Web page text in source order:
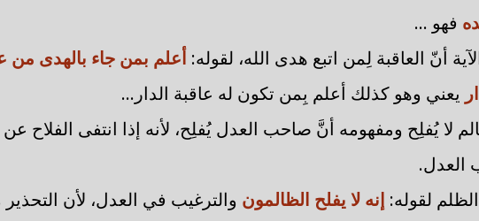
فهو ...
أنّ العاقبة لِمن اتبع هدى الله، لقوله: أعلم بمن جاء بالهدى من
يعني وهو كذلك أعلم بِمن تكون له عاقبة الدار...
لا يُفلِح ومفهومه أنَّ صاحب العدل يُفلِح، لأنه إذا انتفى الفلاح عن
العدل.
لقوله: إنه لا يفلح الظالمون والترغيب في العدل، لأن